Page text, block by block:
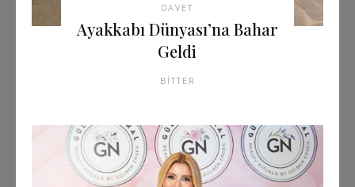
DAVET
Ayakkabı Dünyası’na Bahar
Geldi
BITTER